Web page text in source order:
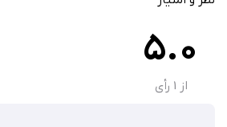
مناسب برای ساخت عکس‌های پروفایل،
بروزرسانی‌های منظم برای بهبود عملکرد و
5.0
از 1 رأی